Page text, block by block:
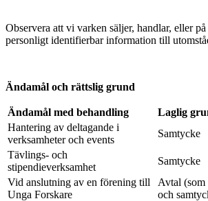
Observera att vi varken säljer, handlar, eller
personligt identifierbar information till
Ändamål och rättslig grund
Ändamål med behandling
Laglig
Hantering av deltagande i
verksamheter och events
Samtycke
Tävlings- och
stipendieverksamhet
Samtycke
Vid anslutning av en förening till
Unga Forskare
Avtal (som
och